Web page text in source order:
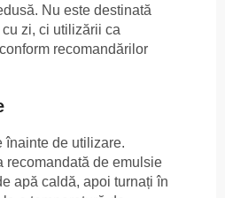
Nu este destinată
zi, ci utilizării ca
recomandărilor
înainte de utilizare.
recomandată de emulsie
apă caldă, apoi turnați în